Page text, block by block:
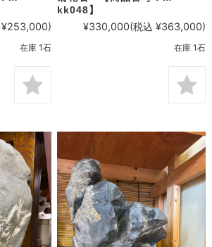
¥253,000)
在庫 1石
kk048】
¥330,000(税込 ¥363,000)
在庫 1石